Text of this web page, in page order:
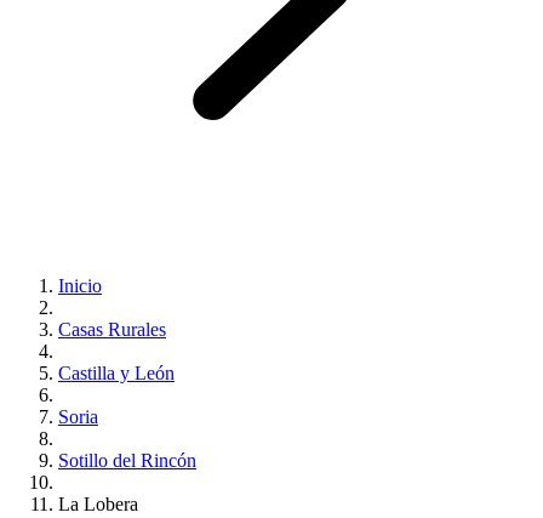
Inicio
Casas Rurales
Castilla y León
Soria
Sotillo del Rincón
La Lobera